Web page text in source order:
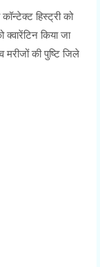
हिस्ट्री को
किया जा
की पुष्टि जिले